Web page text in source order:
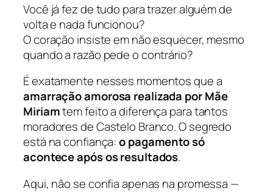
Você já fez de tudo para trazer alguém de
volta e nada funcionou?
O coração insiste em não esquecer, mesmo
quando a razão pede o contrário?
É exatamente nesses momentos que a
amarração amorosa realizada por Mãe
Miriamtem feito a diferença para tantos
moradores de Castelo Branco. O segredo
está na confiança:o pagamento só
acontece após os resultados.
Aqui, não se confia apenas na promessa —